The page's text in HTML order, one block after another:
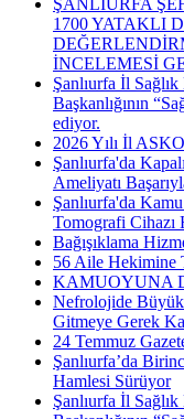
1700 YATAKLI
İNCELEMESİ
Şanlıurfa İl
Başkanlığının
ediyor.
2026 Yılı İl
Şanlıurfa'da
Ameliyatı
Şanlıurfa'da
Tomografi Cihazı
Bağışıklama
56 Aile Hekimine
KAMUOYUNA
Nefrolojide Büyük
Gitmeye Gerek
24 Temmuz
Şanlıurfa’da
Hamlesi Sürüyor
Şanlıurfa İl